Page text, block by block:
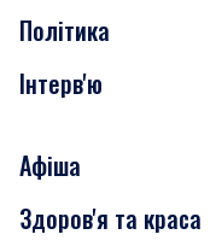
Політика
Інтерв'ю
Афіша
Сьогодні
Здоров'я та краса